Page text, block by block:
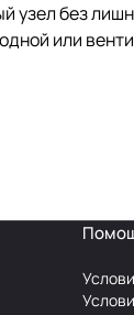
без
или